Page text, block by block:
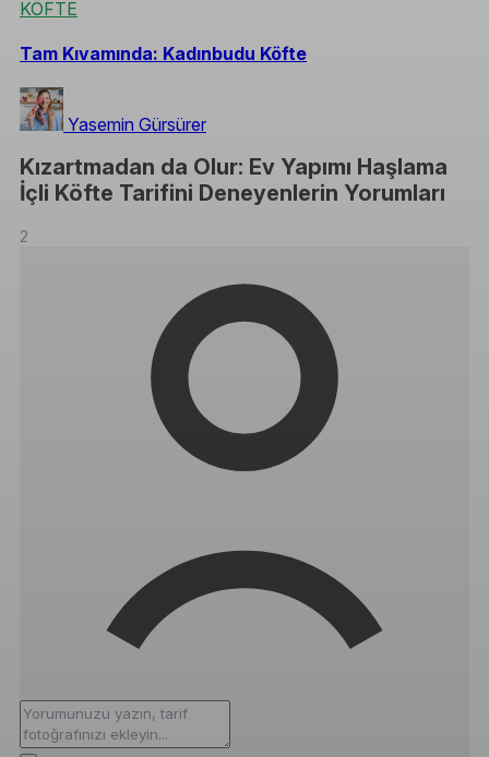
KÖFTE
Tam Kıvamında: Kadınbudu Köfte
Yasemin Gürsürer
Kızartmadan da Olur: Ev Yapımı Haşlama
İçli Köfte Tarifini Deneyenlerin Yorumları
2